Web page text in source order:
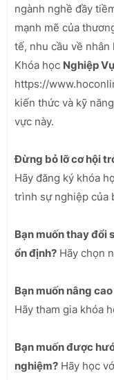
ngành nghề đầy
mạnh mẽ của
tế, nhu cầu về
Khóa học Nghiệp
https://
kiến thức và kỹ
vực này.
Đừng bỏ lỡ cơ hội
Hãy đăng ký khóa
trình sự nghiệp của
Bạn muốn thay đổi
ổn định? Hãy chọn
Bạn muốn nâng
Hãy tham gia khóa
Bạn muốn được
nghiệm? Hãy học